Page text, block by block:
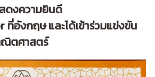
ดงความยินดี
ที่อังกฤษ และได้เข้าร่วมแข่งขัน
ตศาสตร์